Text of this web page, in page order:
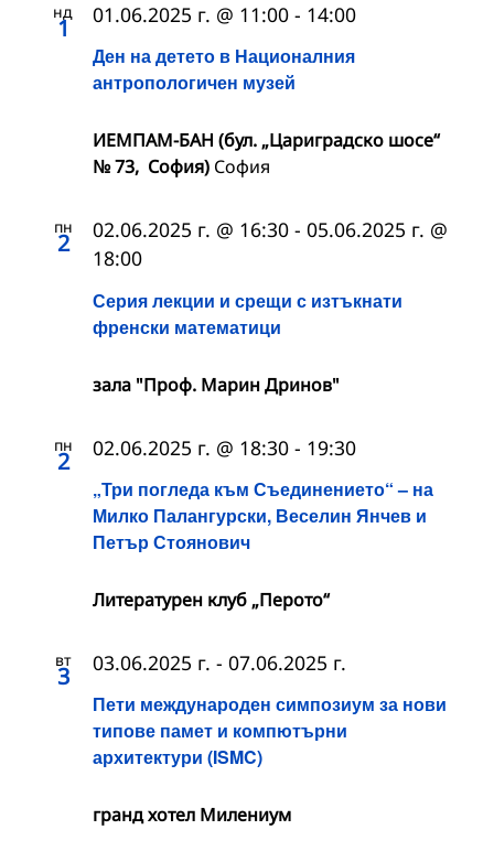
нд
1
Ден на детето в Националния
антропологичен музей
01.06.2025 г. @ 11:00 - 14:00
ИЕМПАМ-БАН (бул. „Цариградско шосе“
№ 73, София) София
пн
2
Серия лекции и срещи с изтъкнати
френски математици
02.06.2025 г. @ 16:30 - 05.06.2025 г. @
18:00
зала "Проф. Марин Дринов"
пн
2
„Три погледа към Съединението“ – на
Милко Палангурски, Веселин Янчев и
Петър Стоянович
02.06.2025 г. @ 18:30 - 19:30
Литературен клуб „Перото“
вт
3
Пети международен симпозиум за нови
типове памет и компютърни
архитектури (ISMC)
03.06.2025 г. - 07.06.2025 г.
гранд хотел Милениум